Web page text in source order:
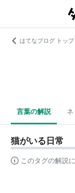
はてなブログ トップ
言葉の解説
猫がいる日常
このタグの解説